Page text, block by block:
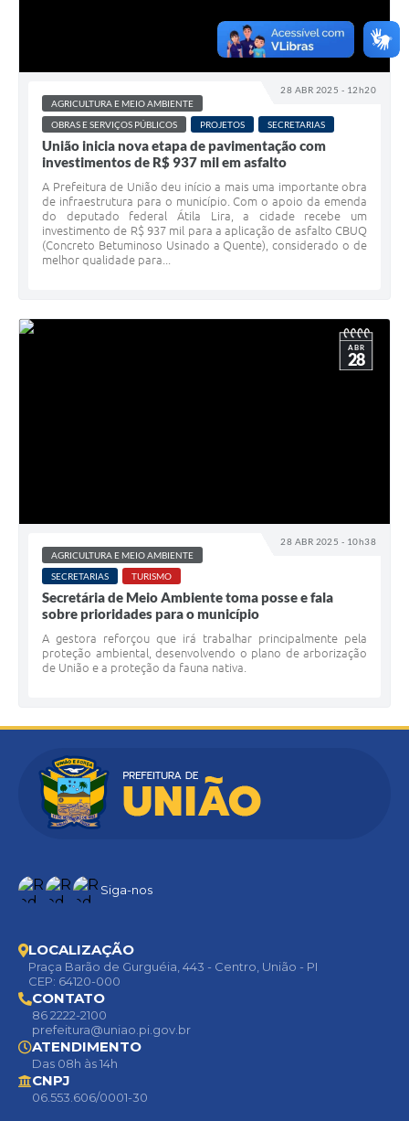
28 ABR 2025 - 12h20
AGRICULTURA E MEIO AMBIENTE
OBRAS E SERVIÇOS PÚBLICOS
PROJETOS SECRETARIAS
União inicia nova etapa de pavimentação com
investimentos de R$ 937 mil em asfalto
A Prefeitura de União deu início a mais uma importante obra
de infraestrutura para o município. Com o apoio da emenda
do deputado federal Átila Lira, a cidade recebe um
investimento de R$ 937 mil para a aplicação de asfalto CBUQ
(Concreto Betuminoso Usinado a Quente), considerado o de
melhor qualidade para...
28 ABR 2025 - 10h38
ABR
28
AGRICULTURA E MEIO AMBIENTE
SECRETARIAS
TURISMO
Secretária de Meio Ambiente toma posse e fala
sobre prioridades para o município
A gestora reforçou que irá trabalhar principalmente pela
proteção ambiental, desenvolvendo o plano de arborização
de União e a proteção da fauna nativa.
Siga-nos
LOCALIZAÇÃO
Praça Barão de Gurguéia, 443 - Centro, União - PI
CEP: 64120-000
CONTATO
86 2222-2100
prefeitura@uniao.pi.gov.br
ATENDIMENTO
Das 08h às 14h
CNPJ
06.553.606/0001-30